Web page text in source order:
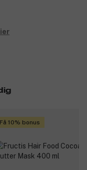
Få 10% bonus